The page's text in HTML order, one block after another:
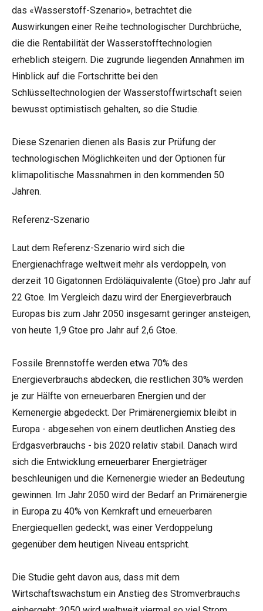
das «Wasserstoff-Szenario», betrachtet die
Auswirkungen einer Reihe technologischer Durchbrüche,
die die Rentabilität der Wasserstofftechnologien
erheblich steigern. Die zugrunde liegenden Annahmen im
Hinblick auf die Fortschritte bei den
Schlüsseltechnologien der Wasserstoffwirtschaft seien
bewusst optimistisch gehalten, so die Studie.
Diese Szenarien dienen als Basis zur Prüfung der
technologischen Möglichkeiten und der Optionen für
klimapolitische Massnahmen in den kommenden 50
Jahren.
Referenz-Szenario
Laut dem Referenz-Szenario wird sich die
Energienachfrage weltweit mehr als verdoppeln, von
derzeit 10 Gigatonnen Erdöläquivalente (Gtoe) pro Jahr auf
22 Gtoe. Im Vergleich dazu wird der Energieverbrauch
Europas bis zum Jahr 2050 insgesamt geringer ansteigen,
von heute 1,9 Gtoe pro Jahr auf 2,6 Gtoe.
Fossile Brennstoffe werden etwa 70% des
Energieverbrauchs abdecken, die restlichen 30% werden
je zur Hälfte von erneuerbaren Energien und der
Kernenergie abgedeckt. Der Primärenergiemix bleibt in
Europa - abgesehen von einem deutlichen Anstieg des
Erdgasverbrauchs - bis 2020 relativ stabil. Danach wird
sich die Entwicklung erneuerbarer Energieträger
beschleunigen und die Kernenergie wieder an Bedeutung
gewinnen. Im Jahr 2050 wird der Bedarf an Primärenergie
in Europa zu 40% von Kernkraft und erneuerbaren
Energiequellen gedeckt, was einer Verdoppelung
gegenüber dem heutigen Niveau entspricht.
Die Studie geht davon aus, dass mit dem
Wirtschaftswachstum ein Anstieg des Stromverbrauchs